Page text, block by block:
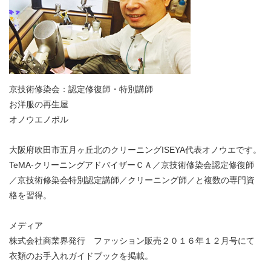
京技術修染会：認定修復師・特別講師
お洋服の再生屋
オノウエノボル
大阪府吹田市五月ヶ丘北のクリーニングISEYA代表オノウエです。
TeMA-クリーニングアドバイザーＣＡ／京技術修染会認定修復師
／京技術修染会特別認定講師／クリーニング師／と複数の専門資
格を習得。
メディア
株式会社商業界発行 ファッション販売２０１６年１２月号にて
衣類のお手入れガイドブックを掲載。